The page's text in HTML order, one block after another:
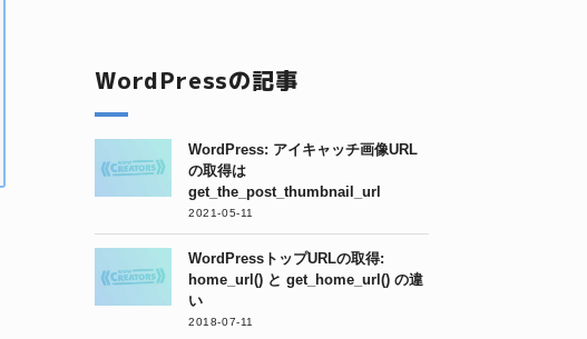
WordPressの記事
WordPress: アイキャッチ画像URL
の取得は
get_the_post_thumbnail_url
2021-05-11
WordPressトップURLの取得:
home_url() と get_home_url() の違
い
2018-07-11